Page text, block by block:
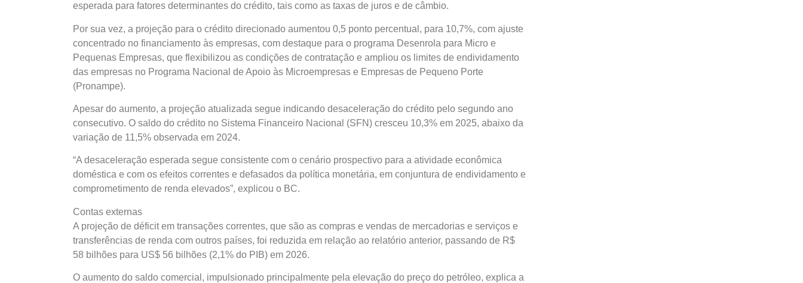
esperada para fatores determinantes do crédito, tais como as taxas de juros e de câmbio.
Por sua vez, a projeção para o crédito direcionado aumentou 0,5 ponto percentual, para 10,7%, com ajuste
concentrado no financiamento às empresas, com destaque para o programa Desenrola para Micro e
Pequenas Empresas, que flexibilizou as condições de contratação e ampliou os limites de endividamento
das empresas no Programa Nacional de Apoio às Microempresas e Empresas de Pequeno Porte
(Pronampe).
Apesar do aumento, a projeção atualizada segue indicando desaceleração do crédito pelo segundo ano
consecutivo. O saldo do crédito no Sistema Financeiro Nacional (SFN) cresceu 10,3% em 2025, abaixo da
variação de 11,5% observada em 2024.
“A desaceleração esperada segue consistente com o cenário prospectivo para a atividade econômica
doméstica e com os efeitos correntes e defasados da política monetária, em conjuntura de endividamento e
comprometimento de renda elevados”, explicou o BC.
Contas externas
A projeção de déficit em transações correntes, que são as compras e vendas de mercadorias e serviços e
transferências de renda com outros países, foi reduzida em relação ao relatório anterior, passando de R$
58 bilhões para US$ 56 bilhões (2,1% do PIB) em 2026.
O aumento do saldo comercial, impulsionado principalmente pela elevação do preço do petróleo, explica a